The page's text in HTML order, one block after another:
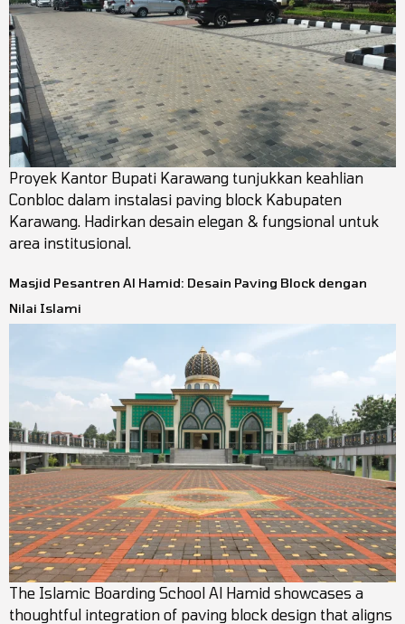
Proyek Kantor Bupati Karawang tunjukkan keahlian
Conbloc dalam instalasi paving block Kabupaten
Karawang. Hadirkan desain elegan & fungsional untuk
area institusional.
Masjid Pesantren Al Hamid: Desain Paving Block dengan
Nilai Islami
The Islamic Boarding School Al Hamid showcases a
thoughtful integration of paving block design that aligns